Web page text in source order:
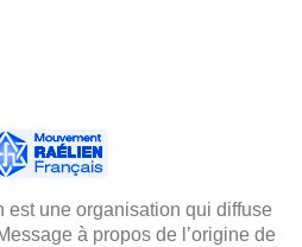
est une organisation qui diffuse
à propos de l’origine de